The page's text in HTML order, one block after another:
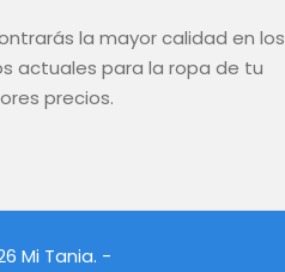
la mayor calidad en los
actuales para la ropa de tu
precios.
Mi Tania. -